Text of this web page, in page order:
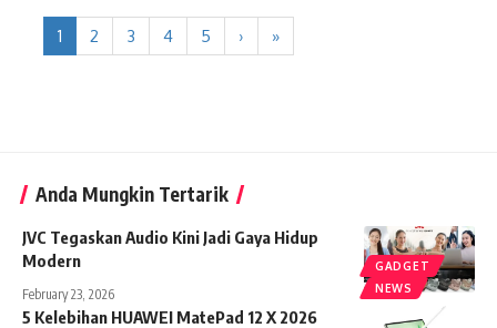
1 2 3 4 5 › »
Anda Mungkin Tertarik
GADGET
NEWS
JVC Tegaskan Audio Kini Jadi Gaya Hidup
Modern
February 23, 2026
5 Kelebihan HUAWEI MatePad 12 X 2026